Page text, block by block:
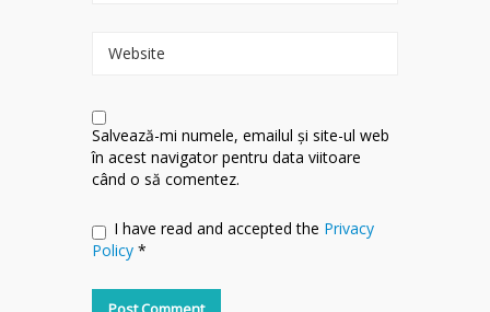
Website
Salvează-mi numele, emailul și site-ul web
în acest navigator pentru data viitoare
când o să comentez.
I have read and accepted the Privacy
Policy *